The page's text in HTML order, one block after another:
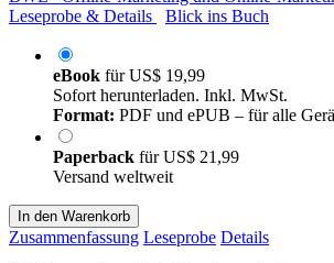
Leseprobe & Details
Blick ins Buch
eBook fürUS$ 19,99
Sofort herunterladen. Inkl. MwSt.
Format: PDF und ePUB – für alle
Paperback fürUS$ 21,99
Versand weltweit
In den Warenkorb
Zusammenfassung Leseprobe Details